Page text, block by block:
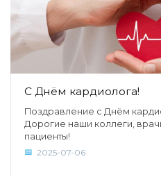
С Днём кардиолога!
Поздравление с Днём
Дорогие наши коллеги,
пациенты!
2025-07-06